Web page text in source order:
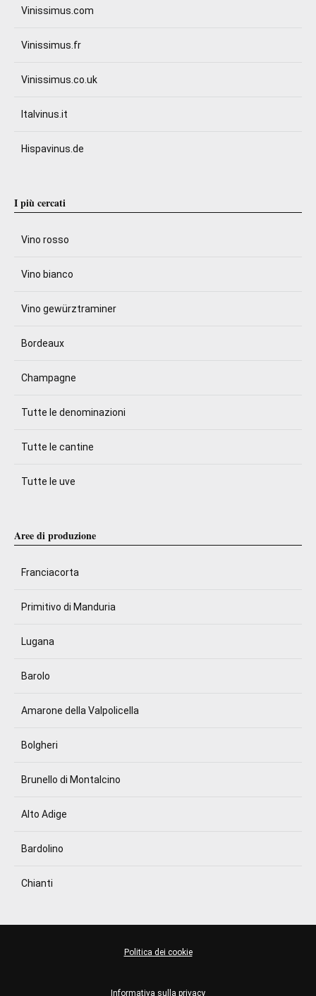
Vinissimus.com
Vinissimus.fr
Vinissimus.co.uk
Italvinus.it
Hispavinus.de
I più cercati
Vino rosso
Vino bianco
Vino gewürztraminer
Bordeaux
Champagne
Tutte le denominazioni
Tutte le cantine
Tutte le uve
Aree di produzione
Franciacorta
Primitivo di Manduria
Lugana
Barolo
Amarone della Valpolicella
Bolgheri
Brunello di Montalcino
Alto Adige
Bardolino
Chianti
Informativa sulla privacy
Politica dei cookie